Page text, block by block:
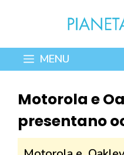
contenuto
MENU
Motorola e
presentano